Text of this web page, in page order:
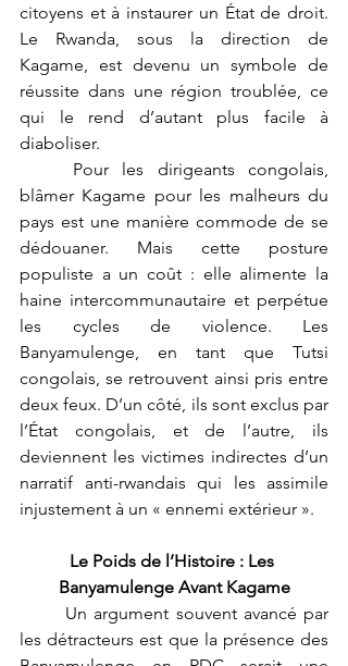
citoyens et à instaurer un État de droit.
Le Rwanda, sous la direction de
Kagame, est devenu un symbole de
réussite dans une région troublée, ce
qui le rend d’autant plus facile à
diaboliser.
blâmer Kagame pour les malheurs du
pays est une manière commode de se
dédouaner. Mais cette posture
populiste a un coût : elle alimente la
haine intercommunautaire et perpétue
les cycles de violence. Les
Banyamulenge, en tant que Tutsi
congolais, se retrouvent ainsi pris entre
deux feux. D’un côté, ils sont exclus par
l’État congolais, et de l’autre, ils
deviennent les victimes indirectes d’un
narratif anti-rwandais qui les assimile
injustement à un « ennemi extérieur ».
Le Poids de l’Histoire : Les
Banyamulenge Avant Kagame
les détracteurs est que la présence des